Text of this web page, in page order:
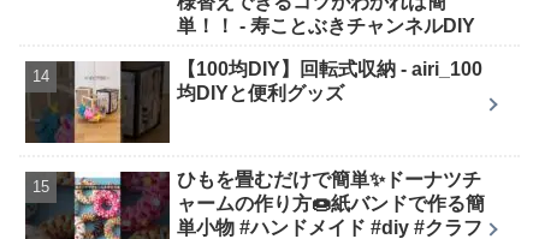
単！！ - 寿ことぶきチャンネルDIY
【100均DIY】回転式収納 - airi_100
均DIYと便利グッズ
ひもを畳むだけで簡単✨ドーナツチ
ャームの作り方🍩紙バンドで作る簡
単小物 #ハンドメイド #diy #クラフ